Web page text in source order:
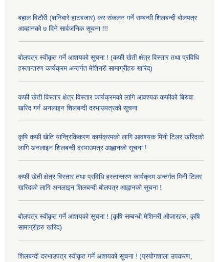
बहाल विटौरी (शनिबारे हाटबजार) कर संकलन गर्ने सम्बन्धी शिलबन्दी बोलपत्र
आव्हानको ७ दिने सार्वजनिक सूचना !!!
बोलपत्र स्वीकृत गर्ने आशयको सूचना ! (कफी खेती क्षेत्र विस्तार तथा प्रविधि
हस्तान्तरण कार्यक्रम अन्तर्गत मेशिनरी सामाग्रीहरु खरिद)
कफी खेती विस्तार क्षेत्र विस्तार कार्यक्रमको लागि आवश्यक कफीको बिरुवा
खरिद गर्न अनलाइन शिलबन्दी दरभाउपत्रको सूचना
कृषि कफी खेति यान्त्रिकिकरण कार्यक्रमको लागि आवश्यक मिनी टिलर खरिदको
लागि अनलाइन शिलबन्दी दरभाउपत्र आह्वानको सूचना !
कफी खेती क्षेत्र विस्तार तथा प्रविधि हस्तान्तरण कार्यक्रम अन्तर्गत मिनी टिलर
खरिदको लागि अनलाइन शिलबन्दी बोलपत्र आह्वानको सूचना !
बोलपत्र स्वीकृत गर्ने आशयको सूचना ! (कृषि सम्बन्धी मेशिनरी औजारहरु, कृषि
सामाग्रीहरु खरिद)
शिलबन्दी दरभाउपत्र स्वीकृत गर्ने आशयको सूचना ! (प्रयोगशाला उपकरण,